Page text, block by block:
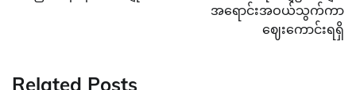
အရောင်းအဝယ်သွက်ကာ
ဈေးကောင်းရရှိ
Related Posts